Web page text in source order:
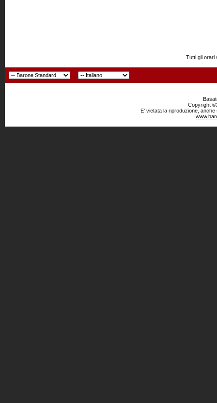
Tutti gli orari
Copyright
E' vietata la riproduzione,